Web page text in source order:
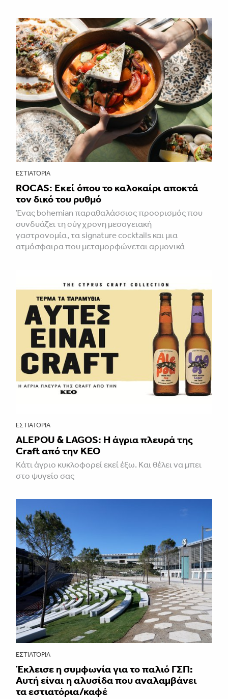
ΕΣΤΙΑΤΌΡΙΑ
ROCAS: Εκεί όπου το καλοκαίρι αποκτά
τον δικό του ρυθμό
Ένας bohemian παραθαλάσσιος προορισμός που
συνδυάζει τη σύγχρονη μεσογειακή
γαστρονομία, τα signature cocktails και μια
ατμόσφαιρα που μεταμορφώνεται αρμονικά
ΕΣΤΙΑΤΌΡΙΑ
ALEPOU & LAGOS: Η άγρια πλευρά της
Craft από την ΚΕΟ
Κάτι άγριο κυκλοφορεί εκεί έξω. Και θέλει να μπει
στο ψυγείο σας
ΕΣΤΙΑΤΌΡΙΑ
Έκλεισε η συμφωνία για το παλιό ΓΣΠ:
Αυτή είναι η αλυσίδα που αναλαμβάνει
τα εστιατόρια/καφέ